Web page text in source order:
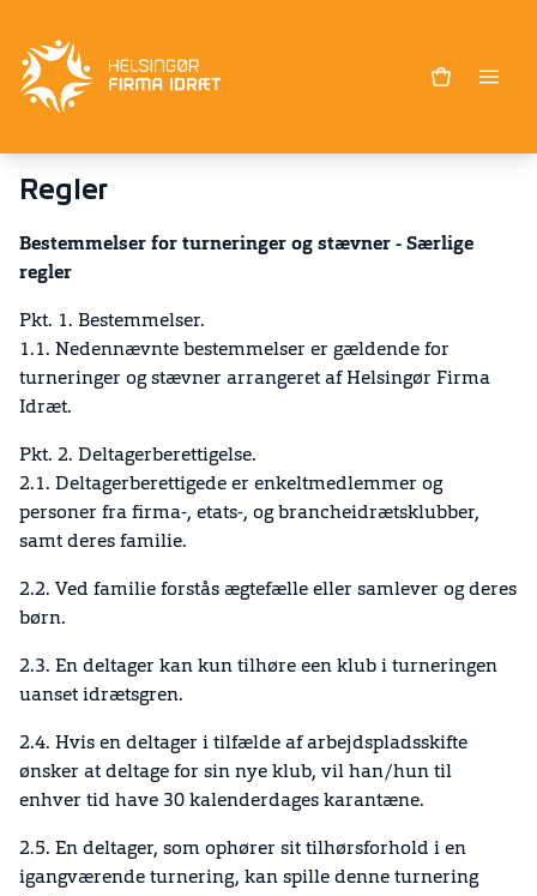
Regler
Bestemmelser for turneringer og stævner - Særlige
regler
Pkt. 1. Bestemmelser.
1.1. Nedennævnte bestemmelser er gældende for
turneringer og stævner arrangeret af Helsingør Firma
Idræt.
Pkt. 2. Deltagerberettigelse.
2.1. Deltagerberettigede er enkeltmedlemmer og
personer fra firma-, etats-, og brancheidrætsklubber,
samt deres familie.
2.2. Ved familie forstås ægtefælle eller samlever og deres
børn.
2.3. En deltager kan kun tilhøre een klub i turneringen
uanset idrætsgren.
2.4. Hvis en deltager i tilfælde af arbejdspladsskifte
ønsker at deltage for sin nye klub, vil han/hun til
enhver tid have 30 kalenderdages karantæne.
2.5. En deltager, som ophører sit tilhørsforhold i en
igangværende turnering, kan spille denne turnering